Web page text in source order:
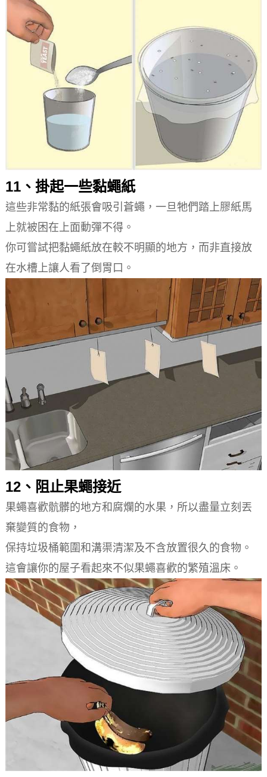
11、掛起一些黏蠅紙
這些非常黏的紙張會吸引蒼蠅，一旦牠們踏上膠紙馬
上就被困在上面動彈不得。
你可嘗試把黏蠅紙放在較不明顯的地方，而非直接放
在水槽上讓人看了倒胃口。
12、阻止果蠅接近
果蠅喜歡骯髒的地方和腐爛的水果，所以盡量立刻丟
棄變質的食物，
保持垃圾桶範圍和溝渠清潔及不含放置很久的食物。
這會讓你的屋子看起來不似果蠅喜歡的繁殖溫床。